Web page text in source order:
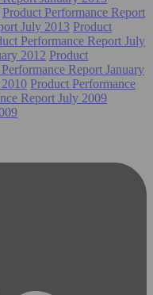
Product Performance Report
July 2013 Product
Performance Report July
2012 Product
Report January
Product Performance
Report July 2009